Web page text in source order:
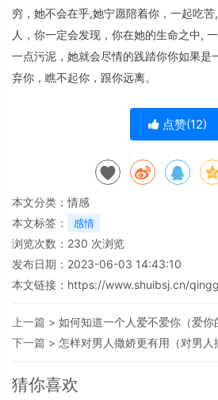
穷，她不会在乎,她宁愿陪着你，一起吃
人，你一定会发现，你在她的生命之中,
一点污泥，她就会尽情的践踏你你如果是
弃你，瞧不起你，跟你远离。
点赞(12)
本文分类：情感
本文标签：
感情
浏览次数： 230 次浏览
发布日期：2023-06-03 14:43:10
本文链接： https://www.shuibsj.cn/
上一篇 > 如何知道一个人爱不爱你（爱你
下一篇 > 怎样对男人撒娇更有用（对男人
猜你喜欢